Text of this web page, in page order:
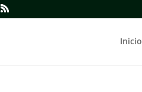
Inicio